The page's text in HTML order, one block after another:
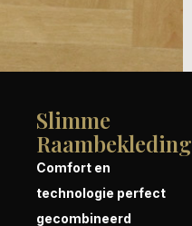
Slimme
Raambekleding
Comfort en
technologie perfect
gecombineerd